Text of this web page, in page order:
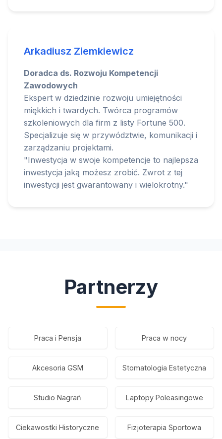
Arkadiusz Ziemkiewicz
Doradca ds. Rozwoju Kompetencji
Zawodowych
Ekspert w dziedzinie rozwoju umiejętności
miękkich i twardych. Twórca programów
szkoleniowych dla firm z listy Fortune 500.
Specjalizuje się w przywództwie, komunikacji i
zarządzaniu projektami.
"Inwestycja w swoje kompetencje to najlepsza
inwestycja jaką możesz zrobić. Zwrot z tej
inwestycji jest gwarantowany i wielokrotny."
Partnerzy
Praca i Pensja Praca w nocy
Akcesoria GSM Stomatologia Estetyczna
Studio Nagrań Laptopy Poleasingowe
Ciekawostki Historyczne Fizjoterapia Sportowa